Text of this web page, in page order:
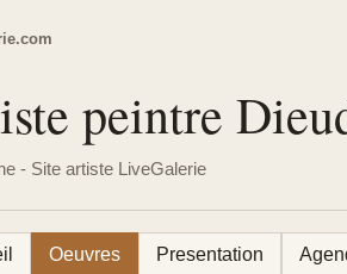
peintre
- Site artiste LiveGalerie
Oeuvres Presentation